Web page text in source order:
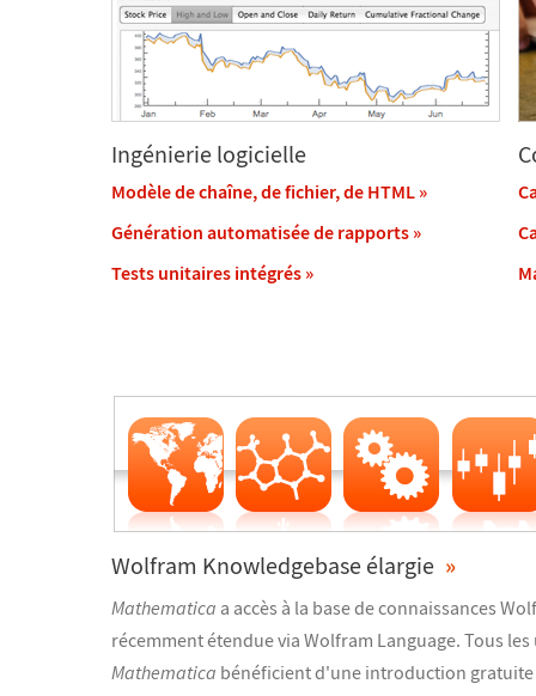
Ingénierie logicielle
Modèle de chaîne, de fichier, de HTML »
Génération automatisée de rapports »
Tests unitaires intégrés »
Wolfram Knowledgebase élargie »
Mathematica a accès à la base de connaissances
récemment étendue via Wolfram Language. Tous
Mathematica bénéficient d'une introduction gratuite